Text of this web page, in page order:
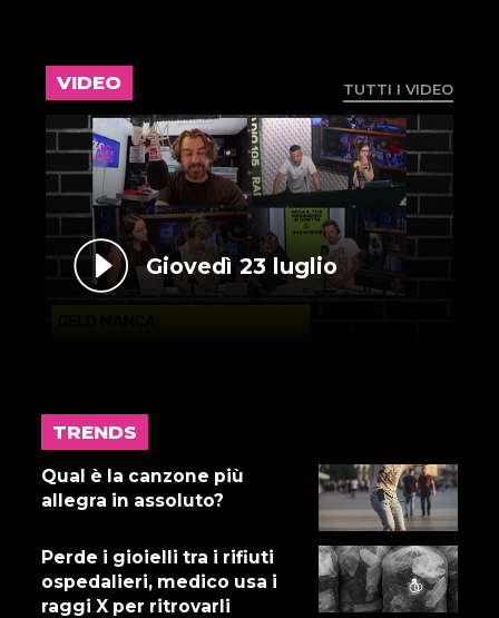
VIDEO TUTTI I VIDEO
Giovedì 23 luglio
TRENDS
Qual è la canzone più
allegra in assoluto?
Perde i gioielli tra i rifiuti
ospedalieri, medico usa i
raggi X per ritrovarli
17 LUGLIO 2026
Gnano 5 - Episodio 14
16 LUGLIO 2026
Dove abita Ennio 103: Revisione